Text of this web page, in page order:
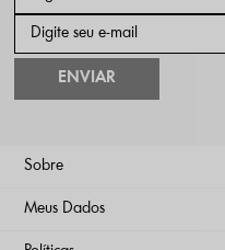
ENVIAR
Sobre
Meus Dados